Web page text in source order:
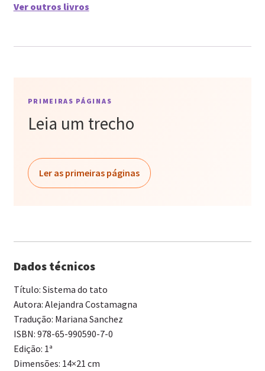
Ver outros livros
PRIMEIRAS PÁGINAS
Leia um trecho
Ler as primeiras páginas
Dados técnicos
Título: Sistema do tato
Autora: Alejandra Costamagna
Tradução: Mariana Sanchez
ISBN: 978-65-990590-7-0
Edição: 1ª
Dimensões: 14×21 cm